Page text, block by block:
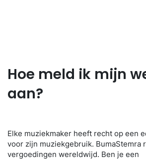
Hoe meld ik mijn
aan?
Elke muziekmaker heeft recht op een
voor zijn muziekgebruik. BumaStemra
vergoedingen wereldwijd. Ben je een